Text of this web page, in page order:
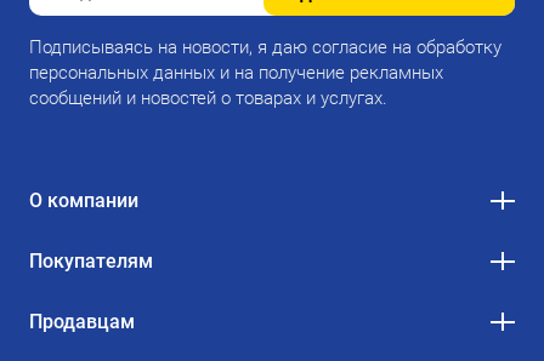
Подписываясь на новости, я даю согласие на обработку
персональных данных и на получение рекламных
сообщений и новостей о товарах и услугах.
О компании
Покупателям
Продавцам